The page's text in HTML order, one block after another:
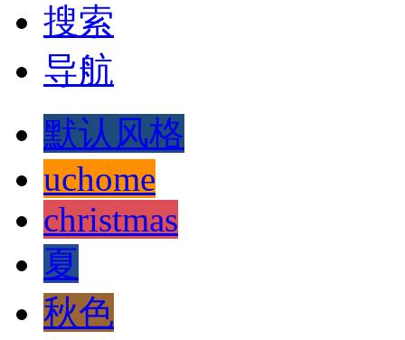
搜索
导航
默认风格
uchome
christmas
夏
秋色